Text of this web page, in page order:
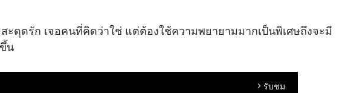
ะดุดรัก เจอคนที่คิดว่าใช่ แต่ต้องใช้ความพยายามมากเป็นพิเศษถึงจะมี
น
arrow_forward_ios รับชม